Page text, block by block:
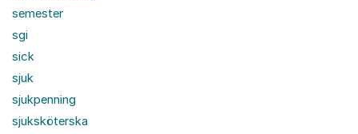
semester
sgi
sick
sjuk
sjukpenning
sjuksköterska